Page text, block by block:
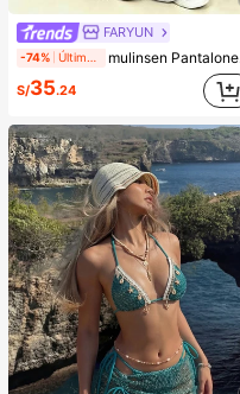
FARYUN
-74% mulinsen Pantalones deportivos para mujer - Pantalones largos casuales multifuncionales, pantalones cómodos y suaves de estilo minimalista para exteriores y hogar
S/35.24